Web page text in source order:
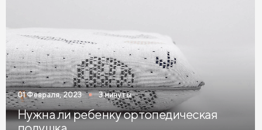
01 Февраля, 2023 3 минуты
Нужна ли ребенку ортопедическая